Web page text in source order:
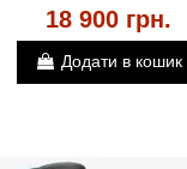
18 900 грн.
Додати в кошик